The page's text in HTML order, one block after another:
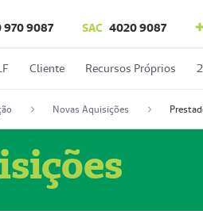
970 9087 SAC 4020 9087
Cliente Recursos Próprios
Novas Aquisições